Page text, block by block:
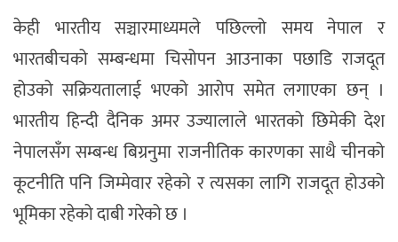
केही भारतीय सञ्चारमाध्यमले पछिल्लो समय नेपाल र
भारतबीचको सम्बन्धमा चिसोपन आउनाका पछाडि राजदूत
होउको सक्रियतालाई भएको आरोप समेत लगाएका छन् ।
भारतीय हिन्दी दैनिक अमर उज्यालाले भारतको छिमेकी देश
नेपालसँग सम्बन्ध बिग्रनुमा राजनीतिक कारणका साथै चीनको
कूटनीति पनि जिम्मेवार रहेको र त्यसका लागि राजदूत होउको
भूमिका रहेको दाबी गरेको छ ।